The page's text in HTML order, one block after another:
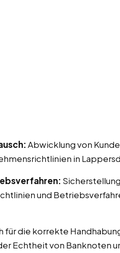
Abwicklung von
in
und
für die korrekte
Echtheit von Banknoten